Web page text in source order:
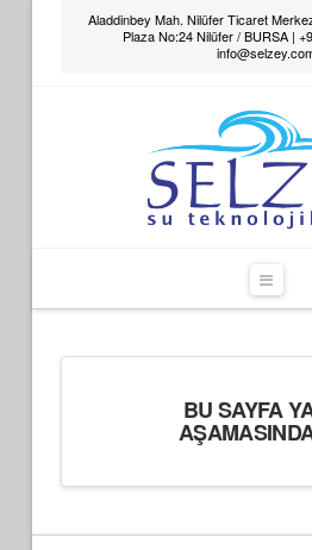
Aladdinbey Mah. Nilüfer Ticaret
Plaza No:24 Nilüfer / BURSA |
BU SAYFA